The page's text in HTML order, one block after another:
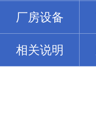
厂房设备
相关说明